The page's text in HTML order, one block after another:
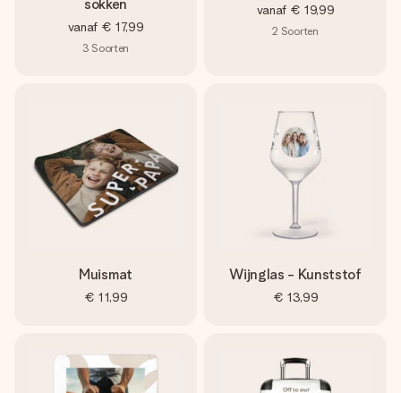
sokken
vanaf € 17,99
3 Soorten
vanaf € 19,99
2 Soorten
Muismat
€ 11,99
Wijnglas - Kunststof
€ 13,99